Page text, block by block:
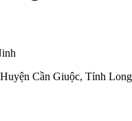
Cần Giuộc, Tỉnh